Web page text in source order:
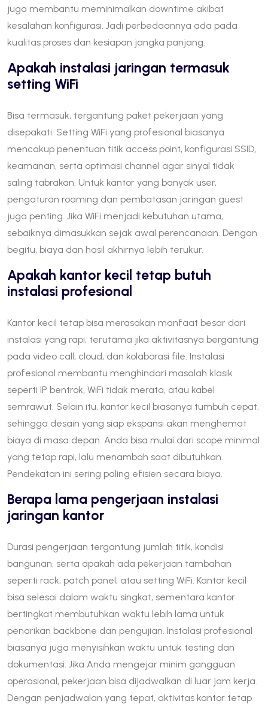
juga membantu meminimalkan downtime akibat
kesalahan konfigurasi. Jadi perbedaannya ada pada
kualitas proses dan kesiapan jangka panjang.
Apakah instalasi jaringan termasuk
setting WiFi
Bisa termasuk, tergantung paket pekerjaan yang
disepakati. Setting WiFi yang profesional biasanya
mencakup penentuan titik access point, konfigurasi SSID,
keamanan, serta optimasi channel agar sinyal tidak
saling tabrakan. Untuk kantor yang banyak user,
pengaturan roaming dan pembatasan jaringan guest
juga penting. Jika WiFi menjadi kebutuhan utama,
sebaiknya dimasukkan sejak awal perencanaan. Dengan
begitu, biaya dan hasil akhirnya lebih terukur.
Apakah kantor kecil tetap butuh
instalasi profesional
Kantor kecil tetap bisa merasakan manfaat besar dari
instalasi yang rapi, terutama jika aktivitasnya bergantung
pada video call, cloud, dan kolaborasi file. Instalasi
profesional membantu menghindari masalah klasik
seperti IP bentrok, WiFi tidak merata, atau kabel
semrawut. Selain itu, kantor kecil biasanya tumbuh cepat,
sehingga desain yang siap ekspansi akan menghemat
biaya di masa depan. Anda bisa mulai dari scope minimal
yang tetap rapi, lalu menambah saat dibutuhkan.
Pendekatan ini sering paling efisien secara biaya.
Berapa lama pengerjaan instalasi
jaringan kantor
Durasi pengerjaan tergantung jumlah titik, kondisi
bangunan, serta apakah ada pekerjaan tambahan
seperti rack, patch panel, atau setting WiFi. Kantor kecil
bisa selesai dalam waktu singkat, sementara kantor
bertingkat membutuhkan waktu lebih lama untuk
penarikan backbone dan pengujian. Instalasi profesional
biasanya juga menyisihkan waktu untuk testing dan
dokumentasi. Jika Anda mengejar minim gangguan
operasional, pekerjaan bisa dijadwalkan di luar jam kerja.
Dengan penjadwalan yang tepat, aktivitas kantor tetap